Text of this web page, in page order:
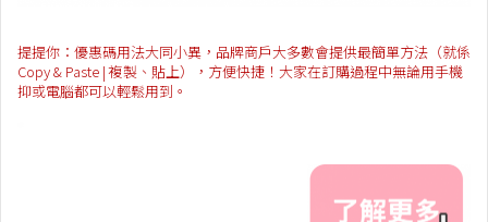
提提你：優惠碼用法大同小異，品牌商戶大多數會提供最簡單方法（就係
Copy & Paste | 複製、貼上），方便快捷！大家在訂購過程中無論用手機
抑或電腦都可以輕鬆用到。